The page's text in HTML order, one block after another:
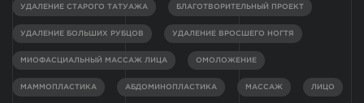
УДАЛЕНИЕ СТАРОГО ТАТУАЖА БЛАГОТВОРИТЕЛЬНЫЙ ПРОЕКТ
УДАЛЕНИЕ БОЛЬШИХ РУБЦОВ УДАЛЕНИЕ ВРОСШЕГО НОГТЯ
МИОФАСЦИАЛЬНЫЙ МАССАЖ ЛИЦА ОМОЛОЖЕНИЕ
МАММОПЛАСТИКА АБДОМИНОПЛАСТИКА МАССАЖ ЛИЦО